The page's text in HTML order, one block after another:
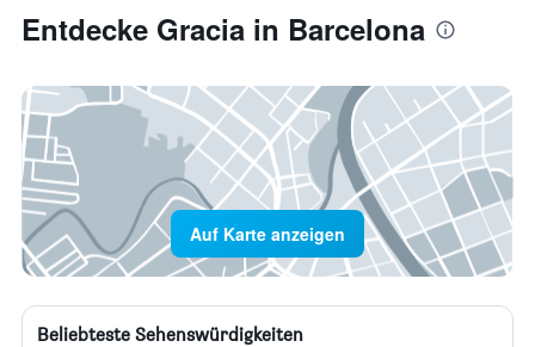
Entdecke Gracia in Barcelona
Auf Karte anzeigen
Beliebteste Sehenswürdigkeiten